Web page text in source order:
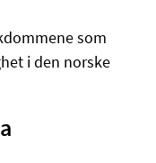
som
i den norske